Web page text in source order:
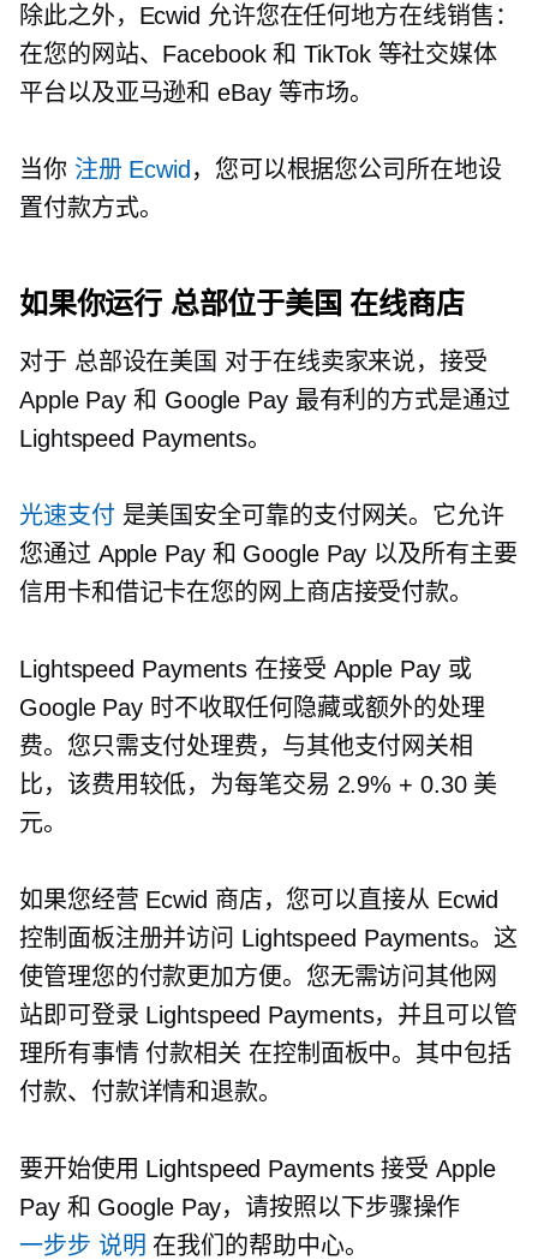
除此之外，Ecwid 允许您在任何地方在线销售：
在您的网站、Facebook 和 TikTok 等社交媒体
平台以及亚马逊和 eBay 等市场。
当你 注册 Ecwid ，您可以根据您公司所在地设
置付款方式。
如果你运行 总部位于美国 在线商店
对于 总部设在美国 对于在线卖家来说，接受
Apple Pay 和 Google Pay 最有利的方式是通过
Lightspeed Payments。
光速支付 是美国安全可靠的支付网关。它允许
您通过 Apple Pay 和 Google Pay 以及所有主要
信用卡和借记卡在您的网上商店接受付款。
Lightspeed Payments 在接受 Apple Pay 或
Google Pay 时不收取任何隐藏或额外的处理
费。您只需支付处理费，与其他支付网关相
比，该费用较低，为每笔交易 2.9% + 0.30 美
元。
如果您经营 Ecwid 商店，您可以直接从 Ecwid
控制面板注册并访问 Lightspeed Payments。这
使管理您的付款更加方便。您无需访问其他网
站即可登录 Lightspeed Payments，并且可以管
理所有事情 付款相关 在控制面板中。其中包括
付款、付款详情和退款。
要开始使用 Lightspeed Payments 接受 Apple
Pay 和 Google Pay，请按照以下步骤操作
一步步 说明 在我们的帮助中心。